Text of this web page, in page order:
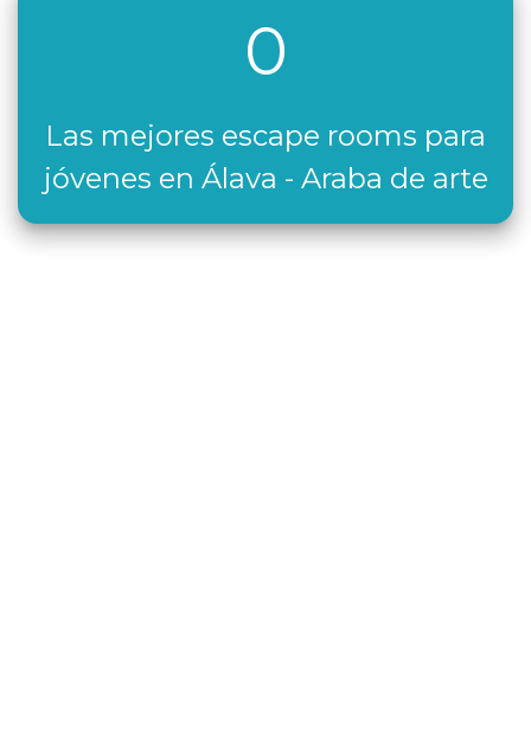
0
Las mejores escape rooms para
jóvenes en Álava - Araba de arte